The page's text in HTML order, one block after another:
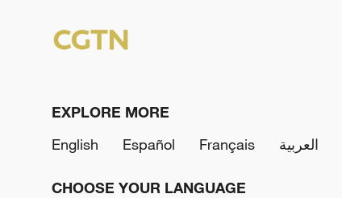
EXPLORE MORE
English
Español Français العربية
CHOOSE YOUR LANGUAGE